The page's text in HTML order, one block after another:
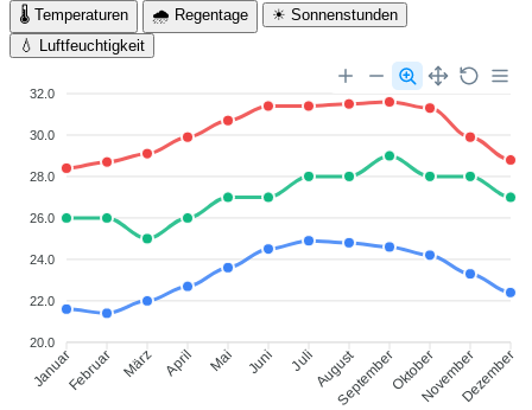
🌡 Temperaturen 🌧 Regentage
☀ Sonnenstunden
💧 Luftfeuchtigkeit
32.0
30.0
28.0
26.0
24.0
22.0
20.0
JanuarFebruar März April Mai Juni JuliAugust
SeptemberOktoberNovemberDezember